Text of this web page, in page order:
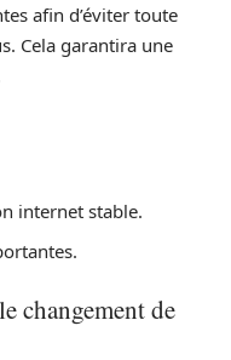
afin d’éviter toute
Cela garantira une
internet stable.
changement de